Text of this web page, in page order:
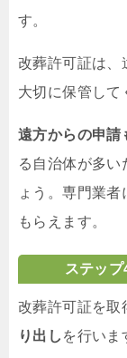
す。
改葬許可証は、
大切に保管して
遠方からの申請
る自治体が多い
ょう。専門業
もらえます。
ステッ
改葬許可証を取
り出し を行いま